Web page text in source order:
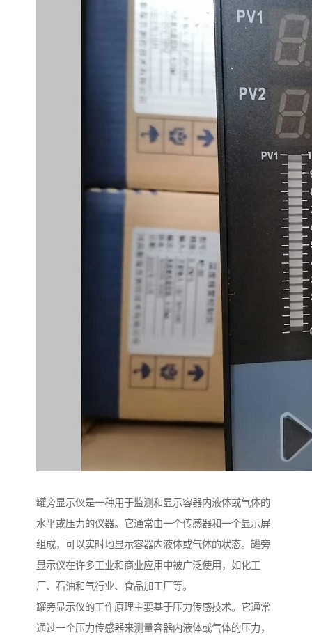
罐旁显示仪是一种用于监测和显示容器内液体或气体的
水平或压力的仪器。它通常由一个传感器和一个显示屏
组成，可以实时地显示容器内液体或气体的状态。罐旁
显示仪在许多工业和商业应用中被广泛使用，如化工
厂、石油和气行业、食品加工厂等。
罐旁显示仪的工作原理主要基于压力传感技术。它通常
通过一个压力传感器来测量容器内液体或气体的压力，